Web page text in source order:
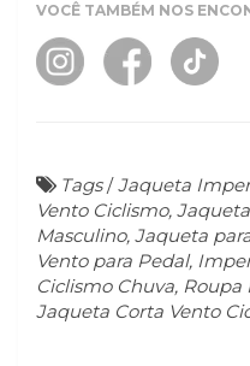
VOCÊ TAMBÉM NOS
Tags/Jaqueta
Vento Ciclismo,
Masculino, Jaqueta
Vento para Pedal,
Ciclismo Chuva,
Jaqueta Corta Vento